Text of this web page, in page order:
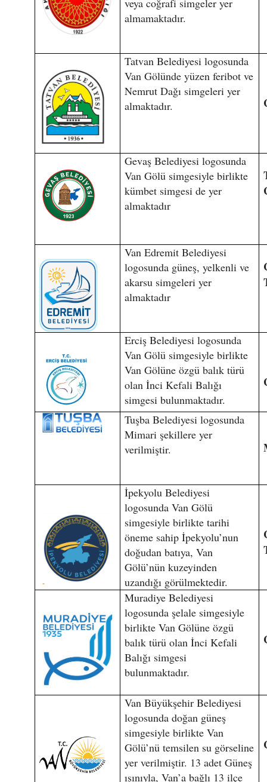
almamaktadır.
Tatvan Belediyesi logosunda
Van Gölünde yüzen feribot ve
Nemrut Dağı simgeleri yer
almaktadır.
Gevaş Belediyesi logosunda
Van Gölü simgesiyle birlikte
kümbet simgesi de yer
almaktadır
Van Edremit Belediyesi
logosunda güneş, yelkenli ve
akarsu simgeleri yer
almaktadır
Erciş Belediyesi logosunda
Van Gölü simgesiyle birlikte
Van Gölüne özgü balık türü
olan İnci Kefali Balığı
simgesi bulunmaktadır.
Tuşba Belediyesi logosunda
Mimari şekillere yer
verilmiştir.
İpekyolu Belediyesi
logosunda Van Gölü
simgesiyle birlikte tarihi
öneme sahip İpekyolu’nun
doğudan batıya, Van
Gölü’nün kuzeyinden
uzandığı görülmektedir.
Muradiye Belediyesi
logosunda şelale simgesiyle
birlikte Van Gölüne özgü
balık türü olan İnci Kefali
Balığı simgesi
bulunmaktadır.
Van Büyükşehir Belediyesi
logosunda doğan güneş
simgesiyle birlikte Van
Gölü’nü temsilen su görseline
yer verilmiştir. 13 adet Güneş
ışınıyla, Van’a bağlı 13 ilçe